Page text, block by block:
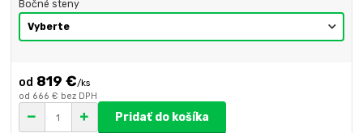
Bočné steny
819 €/ks
od 666 € bez DPH
Pridať do košíka